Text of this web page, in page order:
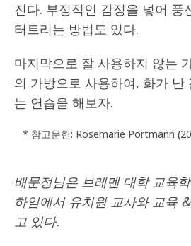
진다. 부정적인 감정을 넣어 풍
터트리는 방법도 있다.
마지막으로 잘 사용하지 않는
의 가방으로 사용하여, 화가 난
는 연습을 해보자.
* 참고문헌: Rosemarie Portmann
배문정님은 브레멘 대학 교육
하임에서 유치원 교사와 교육
고 있다.